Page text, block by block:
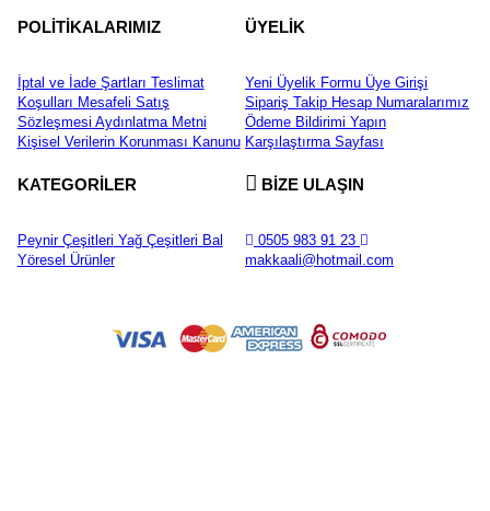
POLİTİKALARIMIZ
İptal ve İade Şartları Teslimat
Koşulları Mesafeli Satış
Sözleşmesi Aydınlatma Metni
Kişisel Verilerin Korunması Kanunu
ÜYELİK
Yeni Üyelik Formu Üye Girişi
Sipariş Takip Hesap Numaralarımız
Ödeme Bildirimi Yapın
Karşılaştırma Sayfası
KATEGORİLER
Peynir Çeşitleri Yağ Çeşitleri Bal
Yöresel Ürünler
BİZE ULAŞIN
0505 983 91 23
makkaali@hotmail.com